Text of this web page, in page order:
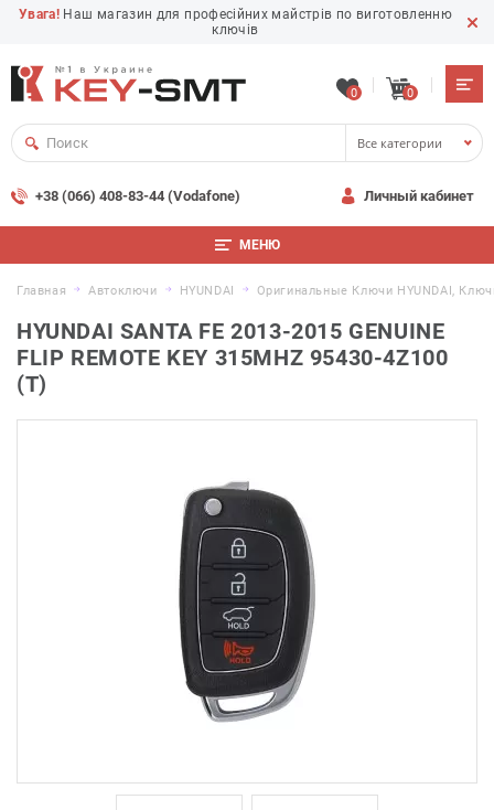
Увага! Наш магазин для професійних майстрів по виготовленню
ключів
0 0
Все категории
+38 (066) 408-83-44 (Vodafone) Личный кабинет
МЕНЮ
Главная Автоключи HYUNDAI Оригинальные Ключи HYUNDAI,
HYUNDAI SANTA FE 2013-2015 GENUINE
FLIP REMOTE KEY 315MHZ 95430-4Z100
(T)